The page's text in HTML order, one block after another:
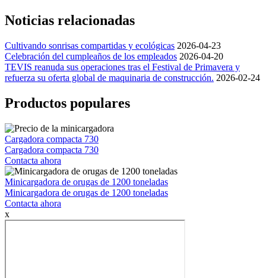
Noticias relacionadas
Cultivando sonrisas compartidas y ecológicas 2026-04-23
Celebración del cumpleaños de los empleados 2026-04-20
TEVIS reanuda sus operaciones tras el Festival de Primavera y
refuerza su oferta global de maquinaria de construcción. 2026-02-24
Productos populares
Cargadora compacta 730
Cargadora compacta 730
Contacta ahora
Minicargadora de orugas de 1200 toneladas
Minicargadora de orugas de 1200 toneladas
Contacta ahora
x